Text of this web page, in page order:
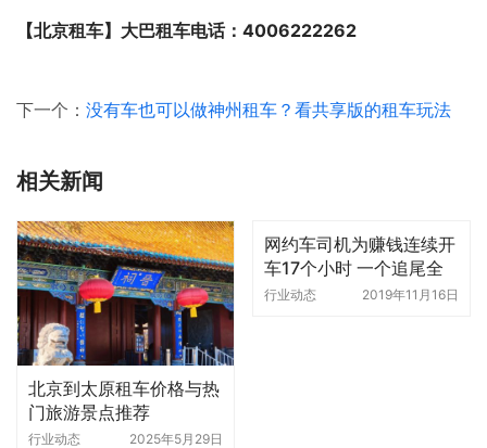
【北京租车】大巴租车电话：4006222262
下一个： 没有车也可以做神州租车？看共享版的租车玩法
相关新闻
北京到太原租车价格与热
门旅游景点推荐
行业动态 2025年5月29日
网约车司机为赚钱连续开
车17个小时 一个追尾全
赔了
行业动态 2019年11月16日